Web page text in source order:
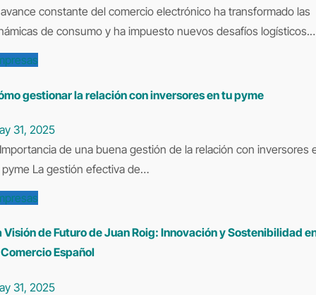
de consumo y ha impuesto nuevos desafíos
gestionar la relación con inversores en tu pyme
31, 2025
La gestión efectiva de…
Visión de Futuro de Juan Roig: Innovación y Sostenibilidad
Español
31, 2025